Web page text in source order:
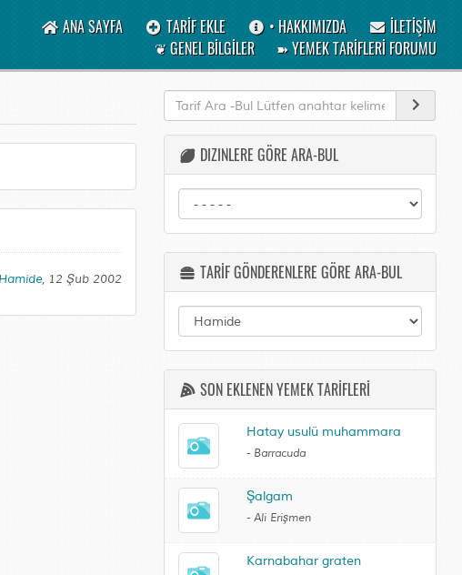
ANA SAYFA TARİF EKLE • HAKKIMIZDA
İLETİŞİM
❦ GENEL BİLGİLER
➽ YEMEK TARİFLERİ FORUMU
Hamide, 12 Şub 2002
DIZINLERE GÖRE ARA-BUL
TARİF GÖNDERENLERE GÖRE ARA-BUL
SON EKLENEN YEMEK TARİFLERİ
Hatay usulü muhammara
- Barracuda
Şalgam
- Ali Erişmen
Karnabahar graten